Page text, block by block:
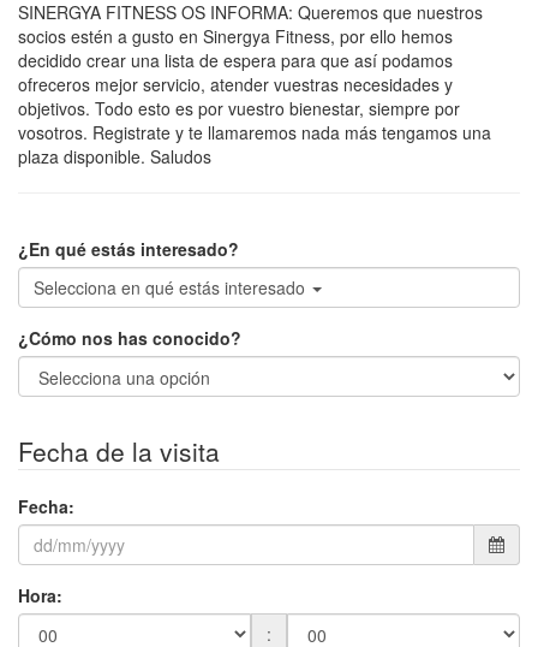
SINERGYA FITNESS OS INFORMA: Queremos que nuestros
socios estén a gusto en Sinergya Fitness, por ello hemos
decidido crear una lista de espera para que así podamos
ofreceros mejor servicio, atender vuestras necesidades y
objetivos. Todo esto es por vuestro bienestar, siempre por
vosotros. Registrate y te llamaremos nada más tengamos una
plaza disponible. Saludos
¿En qué estás interesado?
Selecciona en qué estás interesado
¿Cómo nos has conocido?
Fecha de la visita
Fecha:
Hora:
: